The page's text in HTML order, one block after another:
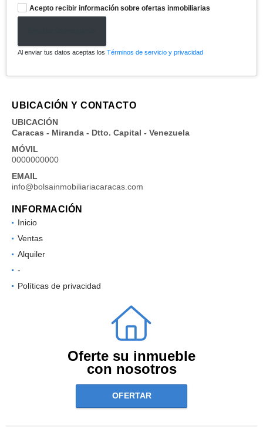
Acepto recibir información sobre ofertas inmobiliarias
Al enviar tus datos aceptas los Términos de servicio y privacidad
UBICACIÓN Y CONTACTO
UBICACIÓN
Caracas - Miranda - Dtto. Capital - Venezuela
MÓVIL
0000000000
EMAIL
info@bolsainmobiliariacaracas.com
INFORMACIÓN
Inicio
Ventas
Alquiler
-
Políticas de privacidad
Oferte su inmueble
con nosotros
OFERTAR